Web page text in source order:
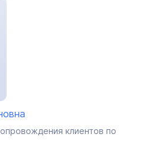
клиентов по